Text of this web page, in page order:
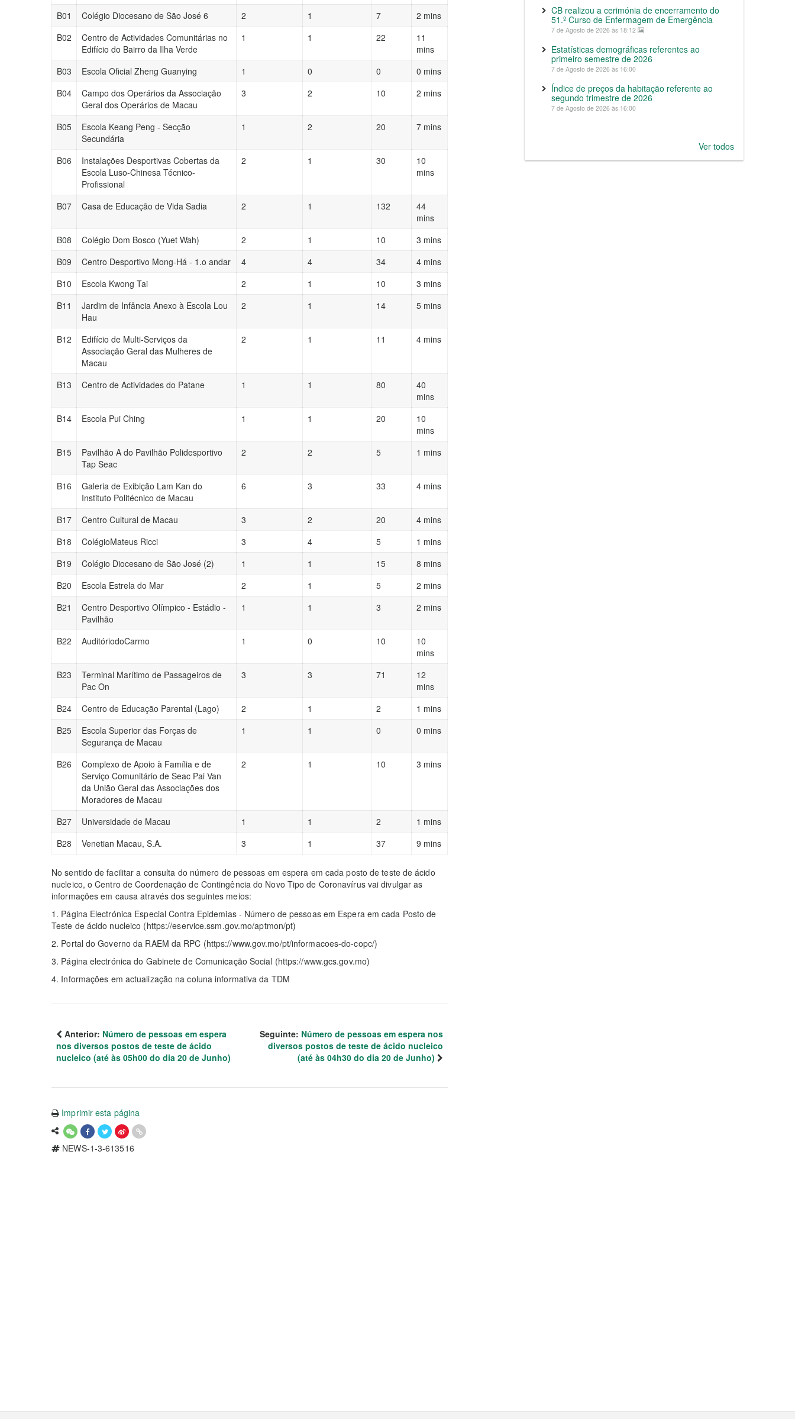
B01
Colégio Diocesano de São José 6 2 1 7
2 mins
B02
Centro de Actividades Comunitárias no
Edifício do Bairro da Ilha Verde
1 1 22
11
mins
B03
Escola Oficial Zheng Guanying 1 0 0
0 mins
B04
Campo dos Operários da Associação
Geral dos Operários de Macau
3 2 10 2 mins
B05
Escola Keang Peng - Secção
Secundária
1 2 20 7 mins
B06
Instalações Desportivas Cobertas da
Escola Luso-Chinesa Técnico-
Profissional
2 1 30
10
mins
B07 Casa de Educação de Vida Sadia 2 1 132
44
mins
B08
Colégio Dom Bosco (Yuet Wah) 2 1 10
3 mins
B09
Centro Desportivo Mong-Há - 1.o andar 4 4 34
4 mins
B10
Escola Kwong Tai 2 1 10
3 mins
B11
Jardim de Infância Anexo à Escola Lou
Hau
2 1 14 5 mins
B12
Edifício de Multi-Serviços da
Associação Geral das Mulheres de
Macau
2 1 11 4 mins
B13 Centro de Actividades do Patane 1 1 80
40
mins
B14
Escola Pui Ching 1 1 20
10
mins
B15
Pavilhão A do Pavilhão Polidesportivo
Tap Seac
2 2 5 1 mins
B16
Galeria de Exibição Lam Kan do
Instituto Politécnico de Macau
6 3 33 4 mins
B17 Centro Cultural de Macau 3 2 20
4 mins
B18
ColégioMateus Ricci 3 4 5
1 mins
B19
Colégio Diocesano de São José (2) 1 1 15
8 mins
B20
Escola Estrela do Mar 2 1 5
2 mins
B21
Centro Desportivo Olímpico - Estádio -
Pavilhão
1 1 3 2 mins
B22 AuditóriodoCarmo 1 0 10
10
mins
B23
Terminal Marítimo de Passageiros de
Pac On
3 3 71
12
mins
B24
Centro de Educação Parental (Lago) 2 1 2
1 mins
B25
Escola Superior das Forças de
Segurança de Macau
1 1 0 0 mins
B26
Complexo de Apoio à Família e de
Serviço Comunitário de Seac Pai Van
da União Geral das Associações dos
Moradores de Macau
2 1 10 3 mins
B27 Universidade de Macau 1 1 2
1 mins
B28
Venetian Macau, S.A. 3 1 37 9 mins
No sentido de facilitar a consulta do número de pessoas em espera em cada posto de teste de ácido
nucleico, o Centro de Coordenação de Contingência do Novo Tipo de Coronavírus vai divulgar as
informações em causa através dos seguintes meios:
1. Página Electrónica Especial Contra Epidemias - Número de pessoas em Espera em cada Posto de
Teste de ácido nucleico (https://eservice.ssm.gov.mo/aptmon/pt)
2. Portal do Governo da RAEM da RPC (https://www.gov.mo/pt/informacoes-do-copc/)
3. Página electrónica do Gabinete de Comunicação Social (https://www.gcs.gov.mo)
4. Informações em actualização na coluna informativa da TDM
Anterior: Número de pessoas em espera
nos diversos postos de teste de ácido
nucleico (até às 05h00 do dia 20 de Junho)
Seguinte: Número de pessoas em espera nos
diversos postos de teste de ácido nucleico
(até às 04h30 do dia 20 de Junho)
Imprimir esta página
NEWS-1-3-613516
CB realizou a cerimónia de encerramento do
51.º Curso de Enfermagem de Emergência
7 de Agosto de 2026 às 18:12
Estatísticas demográficas referentes ao
primeiro semestre de 2026
7 de Agosto de 2026 às 16:00
Índice de preços da habitação referente ao
segundo trimestre de 2026
7 de Agosto de 2026 às 16:00
Ver todos